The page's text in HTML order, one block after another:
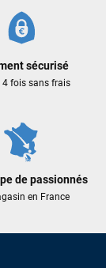
sécurisé
4 fois sans frais
de passionnés
en France
sympas. Merci
état.